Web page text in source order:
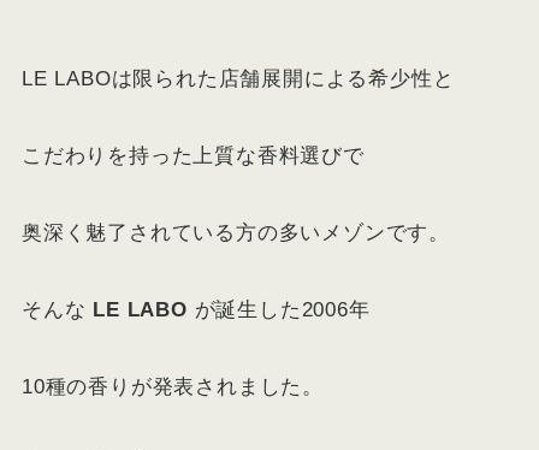
LE LABOは限られた店舗展開による希少性と
こだわりを持った上質な香料選びで
奥深く魅了されている方の多いメゾンです。
そんな LE LABO が誕生した2006年
10種の香りが発表されました。